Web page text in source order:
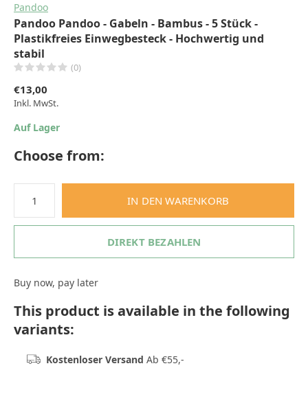
Pandoo
Pandoo Pandoo - Gabeln - Bambus - 5 Stück -
Plastikfreies Einwegbesteck - Hochwertig und
stabil
(0)
€13,00
Inkl. MwSt.
Auf Lager
Choose from:
IN DEN WARENKORB
DIREKT BEZAHLEN
Buy now, pay later
This product is available in the following
variants:
Kostenloser Versand Ab €55,-